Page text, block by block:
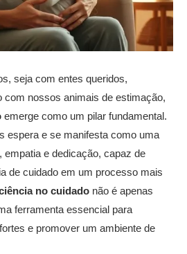
seja com entes queridos,
com nossos animais de estimação,
emerge como um pilar fundamental.
espera e se manifesta como uma
empatia e dedicação, capaz de
de cuidado em um processo mais
no cuidado não é apenas
ferramenta essencial para
e promover um ambiente de